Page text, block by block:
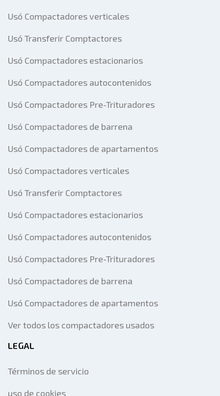
Usó Compactadores verticales
Usó Transferir Comptactores
Usó Compactadores estacionarios
Usó Compactadores autocontenidos
Usó Compactadores Pre-Trituradores
Usó Compactadores de barrena
Usó Compactadores de apartamentos
Usó Compactadores verticales
Usó Transferir Comptactores
Usó Compactadores estacionarios
Usó Compactadores autocontenidos
Usó Compactadores Pre-Trituradores
Usó Compactadores de barrena
Usó Compactadores de apartamentos
Ver todos los compactadores usados
LEGAL
Términos de servicio
uso de cookies